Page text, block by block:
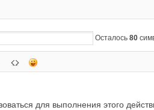
Осталось 80
для выполнения этого